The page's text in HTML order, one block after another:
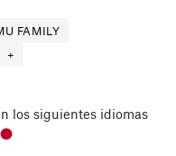
FAMILY
+
los siguientes idiomas